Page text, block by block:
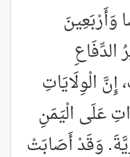
وَأَرْبَعِينَ
الدِّفَاعِ
الْوِلَايَاتِ
عَلَى الْيَمَنِ
وَقَدْ أَصَابَتْ